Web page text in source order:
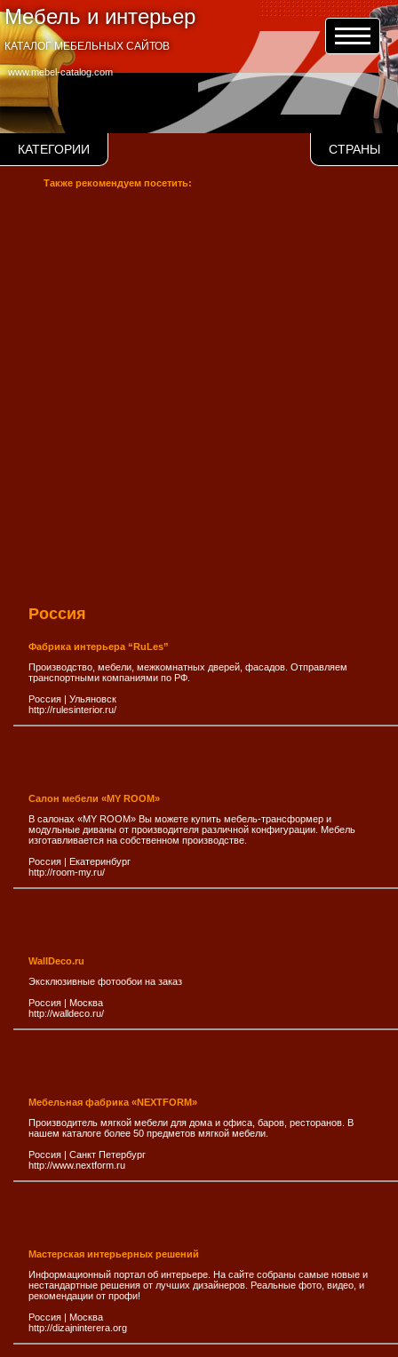
Мебель и интерьер
www.mebel-catalog.com
КАТАЛОГ МЕБЕЛЬНЫХ САЙТОВ
КАТЕГОРИИ СТРАНЫ
Также рекомендуем посетить:
Россия
Фабрика интерьера “RuLes”
Производство, мебели, межкомнатных дверей, фасадов. Отправляем
транспортными компаниями по РФ.
Россия | Ульяновск
http://rulesinterior.ru/
Салон мебели «MY ROOM»
В салонах «MY ROOM» Вы можете купить мебель-трансформер и
модульные диваны от производителя различной конфигурации. Мебель
изготавливается на собственном производстве.
Россия | Екатеринбург
http://room-my.ru/
WallDeco.ru
Эксклюзивные фотообои на заказ
Россия | Москва
http://walldeco.ru/
Мебельная фабрика «NEXTFORM»
Производитель мягкой мебели для дома и офиса, баров, ресторанов. В
нашем каталоге более 50 предметов мягкой мебели.
Россия | Санкт Петербург
http://www.nextform.ru
Мастерская интерьерных решений
Информационный портал об интерьере. На сайте собраны самые новые и
нестандартные решения от лучших дизайнеров. Реальные фото, видео, и
рекомендации от профи!
Россия | Москва
http://dizajninterera.org